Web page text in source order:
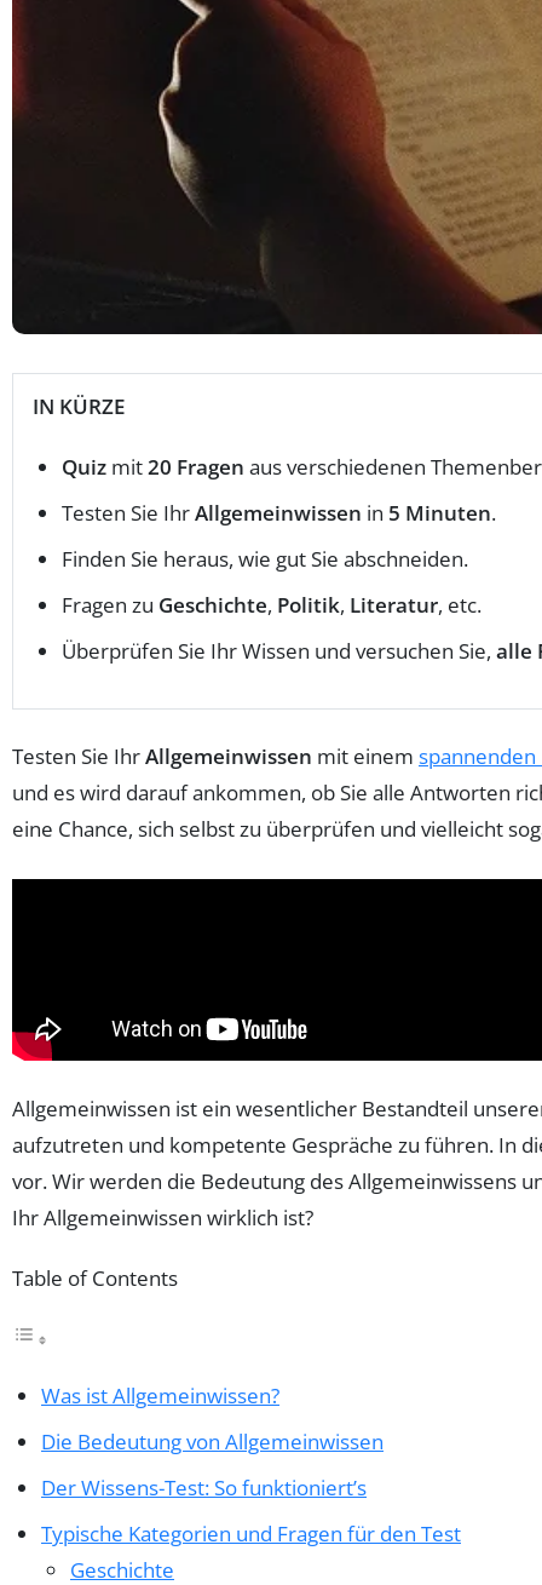
IN KÜRZE
Quiz mit20 Fragen aus verschiedenen
Testen Sie IhrAllgemeinwissen in 5 Minuten.
Finden Sie heraus, wie gut Sie abschneiden.
Fragen zu Geschichte, Politik, Literatur, etc.
Überprüfen Sie Ihr Wissen und versuchen Sie, alle
Testen Sie IhrAllgemeinwissen mit einem spannenden
und es wird darauf ankommen, ob Sie alle Antworten
eine Chance, sich selbst zu überprüfen und vielleicht
Allgemeinwissen ist ein wesentlicher Bestandteil
aufzutreten und kompetente Gespräche zu führen. In
vor. Wir werden die Bedeutung des Allgemeinwissens
Ihr Allgemeinwissen wirklich ist?
Table of Contents
Was ist Allgemeinwissen?
Die Bedeutung von Allgemeinwissen
Der Wissens-Test: So funktioniert’s
Typische Kategorien und Fragen für den Test
Geschichte